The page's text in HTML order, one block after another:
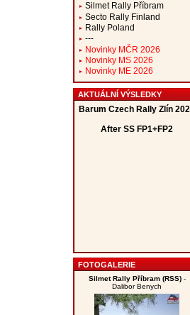
Silmet Rally Příbram
Secto Rally Finland
Rally Poland
---
Novinky MČR 2026
Novinky MS 2026
Novinky ME 2026
AKTUÁLNÍ VÝSLEDKY
FOTOGALERIE
Silmet Rally Příbram (RSS)-
Dalibor Benych